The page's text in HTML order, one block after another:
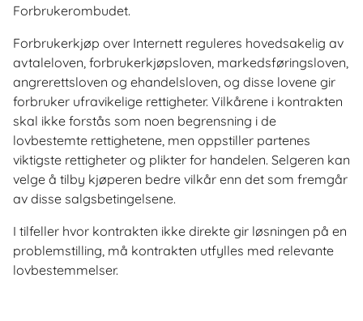
Forbrukerombudet.
Forbrukerkjøp over Internett reguleres hovedsakelig av
avtaleloven, forbrukerkjøpsloven, markedsføringsloven,
angrerettsloven og ehandelsloven, og disse lovene gir
forbruker ufravikelige rettigheter. Vilkårene i kontrakten
skal ikke forstås som noen begrensning i de
lovbestemte rettighetene, men oppstiller partenes
viktigste rettigheter og plikter for handelen. Selgeren kan
velge å tilby kjøperen bedre vilkår enn det som fremgår
av disse salgsbetingelsene.
I tilfeller hvor kontrakten ikke direkte gir løsningen på en
problemstilling, må kontrakten utfylles med relevante
lovbestemmelser.